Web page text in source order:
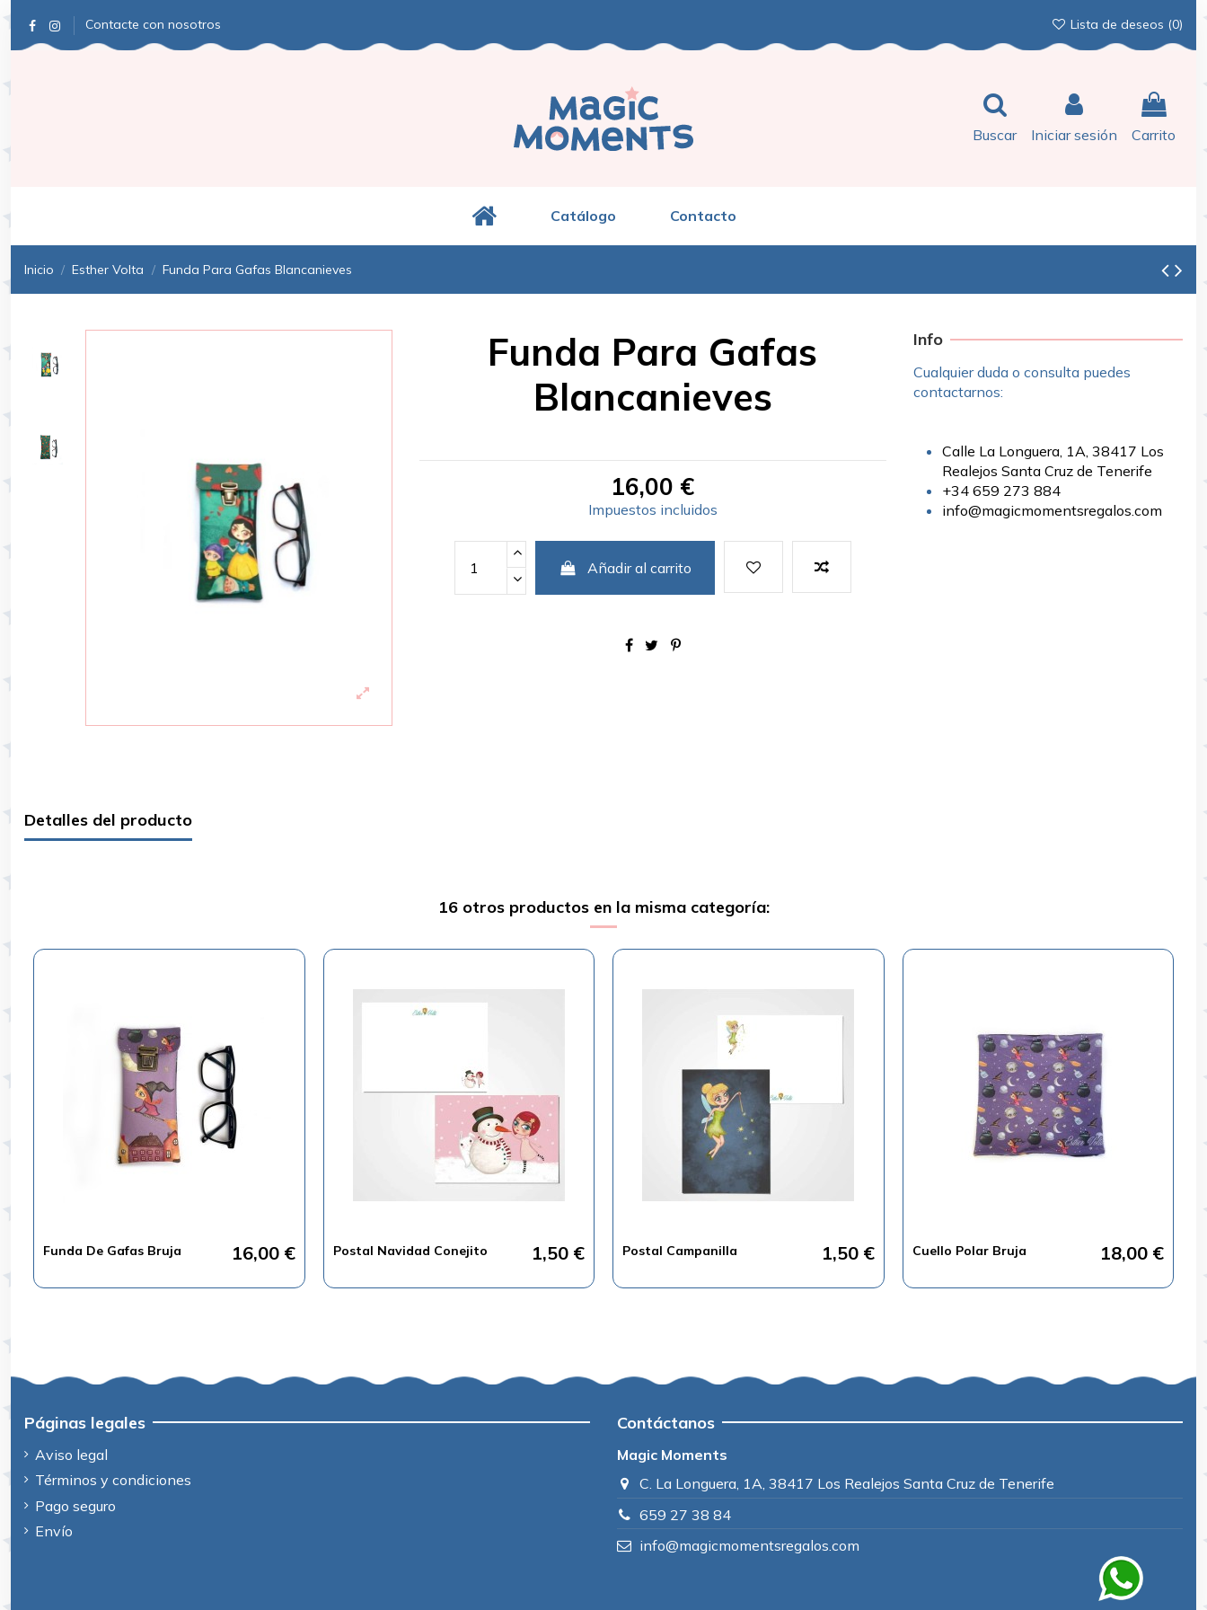
Contacte con nosotros Lista de deseos (0)
Buscar Iniciar sesión Carrito
Catálogo Contacto
Inicio Esther Volta Funda Para Gafas Blancanieves
Funda Para Gafas
Blancanieves
16,00 €
Impuestos incluidos
Añadir al carrito
Info
Cualquier duda o consulta puedes
contactarnos:
Calle La Longuera, 1A, 38417 Los
Realejos Santa Cruz de Tenerife
+34 659 273 884
info@magicmomentsregalos.com
Detalles del producto
16 otros productos en la misma categoría:
Funda De Gafas Bruja 16,00 € Postal Navidad Conejito 1,50 € Postal Campanilla 1,50 € Cuello Polar Bruja 18,00 €
Páginas legales
Aviso legal
Términos y condiciones
Pago seguro
Envío
Contáctanos
Magic Moments
C. La Longuera, 1A, 38417 Los Realejos Santa Cruz de Tenerife
659 27 38 84
info@magicmomentsregalos.com